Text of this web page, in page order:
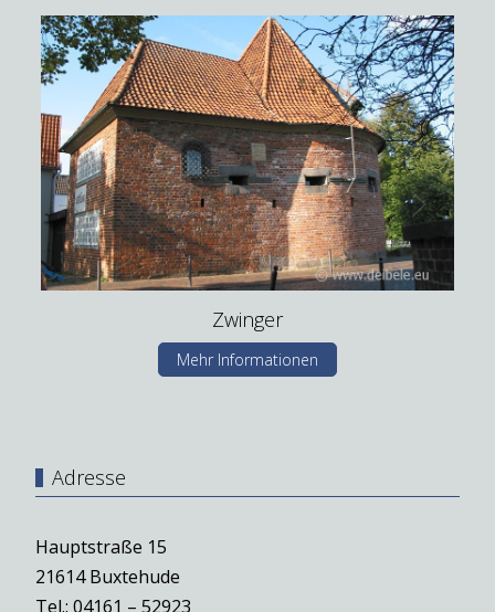
Zwinger
Mehr Informationen
Adresse
Hauptstraße 15
21614 Buxtehude
Tel.: 04161 – 52923